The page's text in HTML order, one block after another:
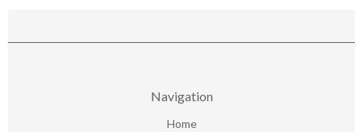
Navigation
Home